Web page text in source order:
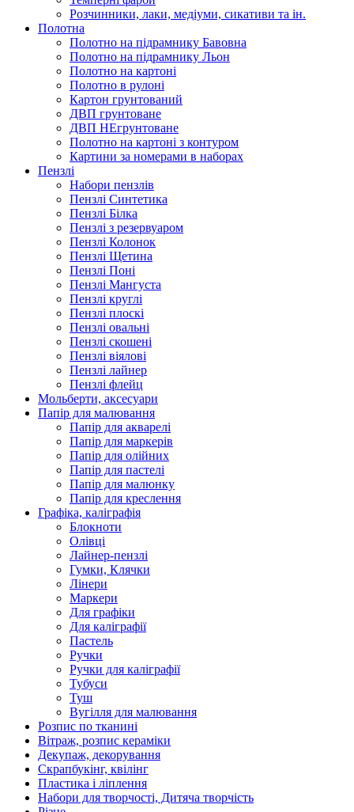
Розчинники, лаки, медіуми, сикативи та ін.
Полотна
Полотно на підрамнику Бавовна
Полотно на підрамнику Льон
Полотно на картоні
Полотно в рулоні
Картон грунтований
ДВП грунтоване
ДВП НЕгрунтоване
Полотно на картоні з контуром
Картини за номерами в наборах
Пензлі
Набори пензлів
Пензлі Синтетика
Пензлі Білка
Пензлі з резервуаром
Пензлі Колонок
Пензлі Щетина
Пензлі Поні
Пензлі Мангуста
Пензлі круглі
Пензлі плоскі
Пензлі овальні
Пензлі скошені
Пензлі віялові
Пензлі лайнер
Пензлі флейц
Мольберти, аксесуари
Папір для малювання
Папір для акварелі
Папір для маркерів
Папір для олійних
Папір для пастелі
Папір для малюнку
Папір для креслення
Графіка, каліграфія
Блокноти
Олівці
Лайнер-пензлі
Гумки, Клячки
Лінери
Маркери
Для графіки
Для каліграфії
Пастель
Ручки
Ручки для каліграфії
Тубуси
Туш
Вугілля для малювання
Розпис по тканині
Вітраж, розпис кераміки
Декупаж, декорування
Скрапбукінг, квілінг
Пластика і ліплення
Набори для творчості, Дитяча творчість